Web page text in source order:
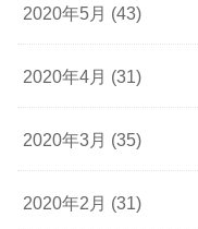
2020年5月 (43)
2020年4月 (31)
2020年3月 (35)
2020年2月 (31)